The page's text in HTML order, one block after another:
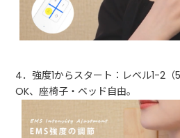
4．強度1からスタート：レベル1-2
OK、座椅子・ベッド自由。